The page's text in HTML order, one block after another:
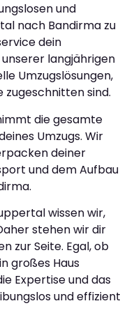
und
nach Bandirma zu
dein
langjährigen
Umzugslösungen,
zugeschnitten sind.
die gesamte
Umzugs. Wir
deiner
und dem Aufbau
wissen wir,
stehen wir dir
zur Seite. Egal, ob
großes Haus
Expertise und das
und effizient